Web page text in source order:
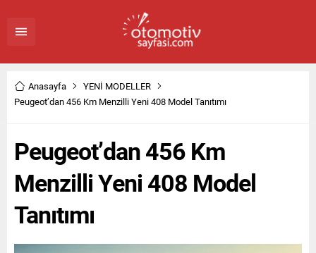
Anasayfa
YENİ MODELLER
Peugeot’dan 456 Km Menzilli Yeni 408 Model Tanıtımı
Peugeot’dan 456 Km
Menzilli Yeni 408 Model
Tanıtımı